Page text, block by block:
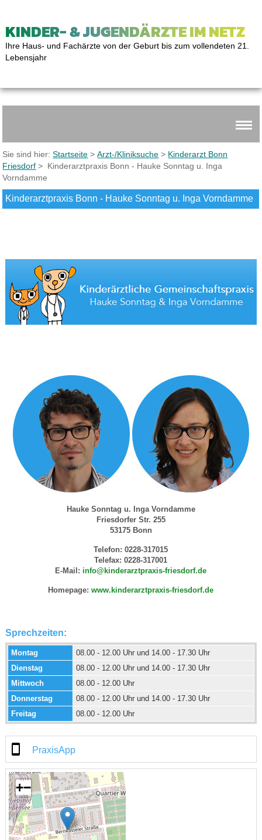
KINDER- & JUGENDÄRZTE IM NETZ
Ihre Haus- und Fachärzte von der Geburt bis zum vollendeten 21.
Lebensjahr
Sie sind hier:Startseite >Arzt-/Kliniksuche > Kinderarzt Bonn
Friesdorf > Kinderarztpraxis Bonn - Hauke Sonntag u. Inga
Vorndamme
Kinderarztpraxis Bonn - Hauke Sonntag u. Inga Vorndamme
Hauke Sonntag u. Inga Vorndamme
Friesdorfer Str. 255
53175 Bonn
Telefon: 0228-317015
Telefax: 0228-317001
E-Mail: info@kinderarztpraxis-friesdorf.de
Homepage:www.kinderarztpraxis-friesdorf.de
Sprechzeiten:
Montag
08.00 - 12.00 Uhr und 14.00 - 17.30 Uhr
Dienstag
08.00 - 12.00 Uhr und 14.00 - 17.30 Uhr
Mittwoch
08.00 - 12.00 Uhr
Donnerstag
08.00 - 12.00 Uhr und 14.00 - 17.30 Uhr
Freitag
08.00 - 12.00 Uhr
PraxisApp
+−